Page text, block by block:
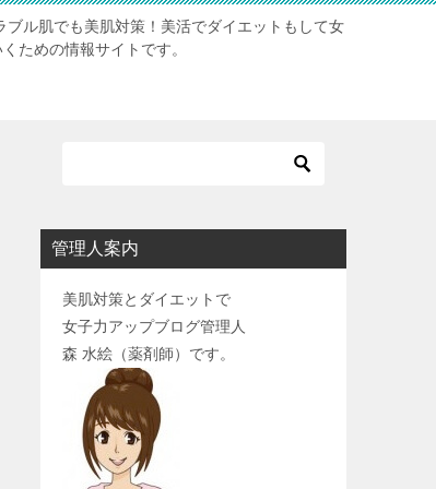
ル肌でも美肌対策！美活でダイエットもして女
ための情報サイトです。
管理人案内
美肌対策とダイエットで
女子力アップブログ管理人
森 水絵（薬剤師）です。